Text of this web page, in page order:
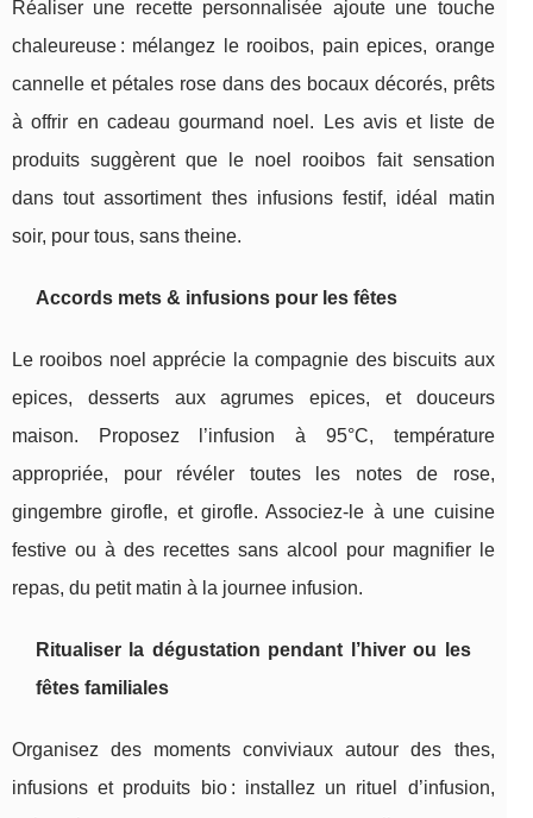
Réaliser une recette personnalisée ajoute une touche
chaleureuse : mélangez le rooibos, pain epices, orange
cannelle et pétales rose dans des bocaux décorés, prêts
à offrir en cadeau gourmand noel. Les avis et liste de
produits suggèrent que le noel rooibos fait sensation
dans tout assortiment thes infusions festif, idéal matin
soir, pour tous, sans theine.
Accords mets & infusions pour les fêtes
Le rooibos noel apprécie la compagnie des biscuits aux
epices, desserts aux agrumes epices, et douceurs
maison. Proposez l’infusion à 95°C, température
appropriée, pour révéler toutes les notes de rose,
gingembre girofle, et girofle. Associez-le à une cuisine
festive ou à des recettes sans alcool pour magnifier le
repas, du petit matin à la journee infusion.
Ritualiser la dégustation pendant l’hiver ou les
fêtes familiales
Organisez des moments conviviaux autour des thes,
infusions et produits bio : installez un rituel d’infusion,